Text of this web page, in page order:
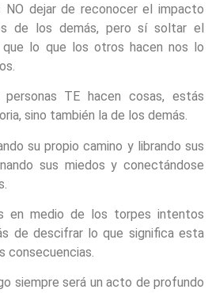
dejar de reconocer el impacto
de los demás, pero sí soltar el
lo que los otros hacen nos lo
TE hacen cosas, estás
sino también la de los demás.
su propio camino y librando sus
sus miedos y conectándose
en medio de los torpes intentos
de descifrar lo que significa esta
consecuencias.
siempre será un acto de profundo